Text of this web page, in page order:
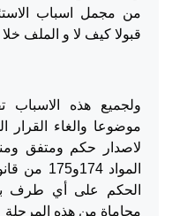
من مجمل اسباب
قبولا كيف لا و الملف
ولجميع هذه الاسباب
موضوعا والغاء القرار
لاصدار حكم ومتفق
المواد
الحكم على أي طرف
محاماة من هذه المرحلة